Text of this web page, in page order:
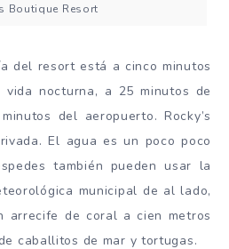
Boutique Resort
del resort está a cinco minutos
nocturna, a 25 minutos de
del aeropuerto. Rocky’s
El agua es un poco poco
también pueden usar la
municipal de al lado,
arrecife de coral a cien metros
caballitos de mar y tortugas.